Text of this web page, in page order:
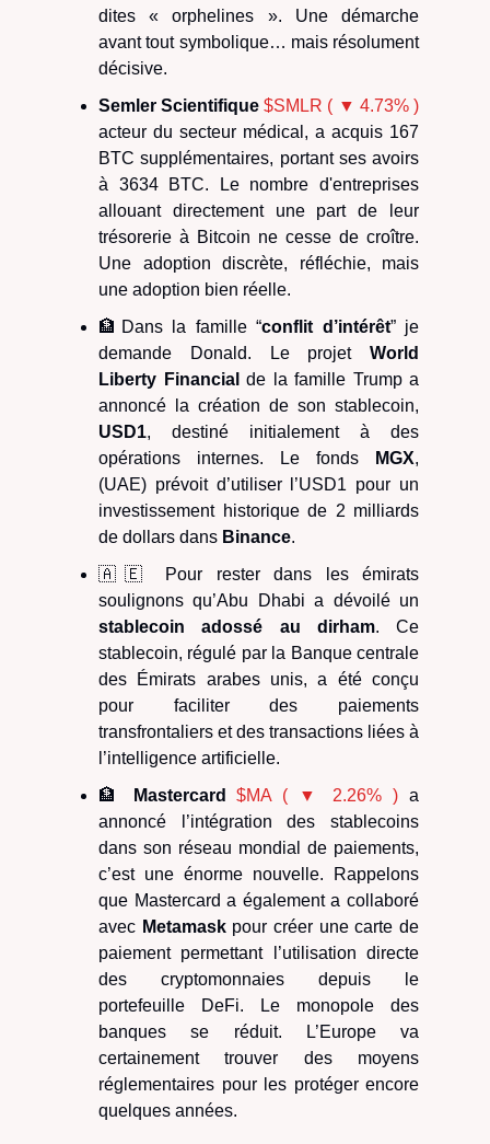
dites « orphelines ». Une démarche
avant tout symbolique… mais résolument
décisive.
Semler Scientifique $SMLR ( ▼ 4.73% )
acteur du secteur médical, a acquis 167
BTC supplémentaires, portant ses avoirs
à 3634 BTC. Le nombre d'entreprises
allouant directement une part de leur
trésorerie à Bitcoin ne cesse de croître.
Une adoption discrète, réfléchie, mais
une adoption bien réelle.
🏦Dans la famille “conflit d’intérêt” je
demande Donald. Le projet World
Liberty Financial de la famille Trump a
annoncé la création de son stablecoin,
USD1, destiné initialement à des
opérations internes. Le fonds
MGX,
(UAE) prévoit d’utiliser l’USD1 pour un
investissement historique de 2 milliards
de dollars dans Binance.
🇦🇪 Pour rester dans les émirats
soulignons qu’Abu Dhabi a dévoilé un
stablecoin adossé au dirham. Ce
stablecoin, régulé par la Banque centrale
des Émirats arabes unis, a été conçu
pour faciliter des paiements
transfrontaliers et des transactions liées à
l’intelligence artificielle.
🏦
Mastercard $MA ( ▼ 2.26% ) a
annoncé l’intégration des stablecoins
dans son réseau mondial de paiements,
c’est une énorme nouvelle. Rappelons
que Mastercard a également a collaboré
avec Metamaskpour créer une carte de
paiement permettant l’utilisation directe
des cryptomonnaies depuis le
portefeuille DeFi. Le monopole des
banques se réduit. L’Europe va
certainement trouver des moyens
réglementaires pour les protéger encore
quelques années.